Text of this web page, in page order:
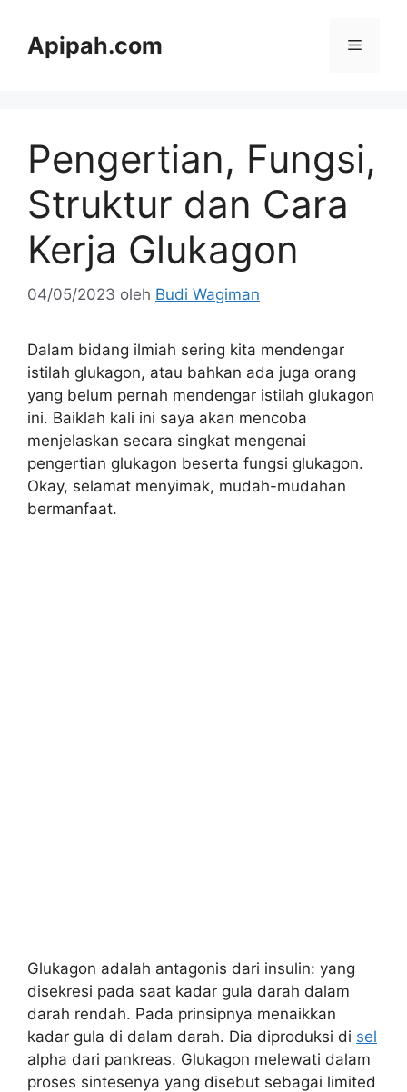
Apipah.com Menu
Pengertian, Fungsi,
Struktur dan Cara
Kerja Glukagon
04/05/2023 oleh Budi Wagiman
Dalam bidang ilmiah sering kita mendengar
istilah glukagon, atau bahkan ada juga orang
yang belum pernah mendengar istilah glukagon
ini. Baiklah kali ini saya akan mencoba
menjelaskan secara singkat mengenai
pengertian glukagon beserta fungsi glukagon.
Okay, selamat menyimak, mudah-mudahan
bermanfaat.
Glukagon adalah antagonis dari insulin: yang
disekresi pada saat kadar gula darah dalam
darah rendah. Pada prinsipnya menaikkan
kadar gula di dalam darah. Dia diproduksi di sel
alpha dari pankreas. Glukagon melewati dalam
proses sintesenya yang disebut sebagai limited